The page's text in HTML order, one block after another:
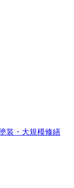
装・大規模修繕